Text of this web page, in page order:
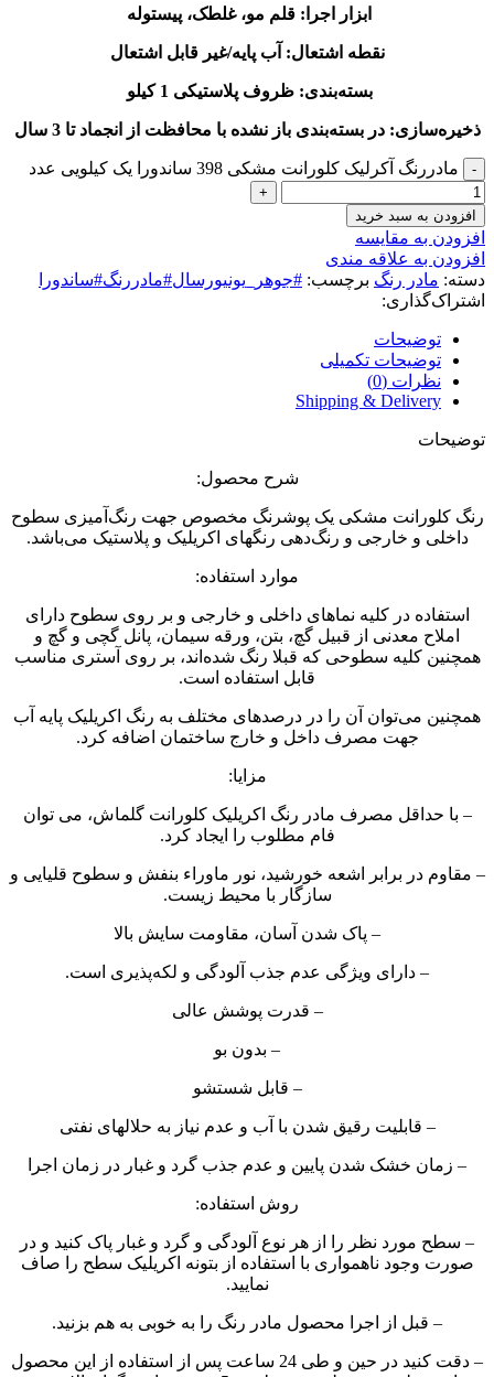
ابزار اجرا: قلم مو، غلطک، پیستوله
نقطه اشتعال: آب پایه/غیر قابل اشتعال
بسته‌بندی: ظروف پلاستیکی 1 کیلو
ذخیره‌سازی: در بسته‌بندی باز نشده با محافظت از انجماد تا 3 سال
مادررنگ آکرلیک کلورانت مشکی 398 ساندورا یک کیلویی عدد
افزودن به سبد خرید
افزودن به مقایسه
افزودن به علاقه مندی
دسته: مادر رنگ برچسب: #جوهر_یونیورسال#مادررنگ#ساندورا
اشتراک‌گذاری:
توضیحات
توضیحات تکمیلی
نظرات (0)
Shipping & Delivery
توضیحات
شرح محصول:
رنگ کلورانت مشکی یک پوشرنگ مخصوص جهت رنگ‌آمیزی سطوح
داخلی و خارجی و رنگ‌دهی رنگهای اکریلیک و پلاستیک می‌باشد.
موارد استفاده:
استفاده در کلیه نماهای داخلی و خارجی و بر روی سطوح دارای
املاح معدنی از قبیل گچ، بتن، ورقه سیمان، پانل گچی و گچ و
همچنین کلیه سطوحی که قبلا رنگ شده‌اند، بر روی آستری مناسب
قابل استفاده است.
همچنین می‌توان آن را در درصدهای مختلف به رنگ اکریلیک پایه آب
جهت مصرف داخل و خارج ساختمان اضافه کرد.
مزایا:
– با حداقل مصرف مادر رنگ اکریلیک کلورانت گلماش، می توان
فام مطلوب را ایجاد کرد.
– مقاوم در برابر اشعه خورشید، نور ماوراء بنفش و سطوح قلیایی و
سازگار با محیط زیست.
– پاک شدن آسان، مقاومت سایش بالا
– دارای ویژگی عدم جذب آلودگی و لکه‌پذیری است.
– قدرت پوشش عالی
– بدون بو
– قابل شستشو
– قابلیت رقیق شدن با آب و عدم نیاز به حلالهای نفتی
– زمان خشک شدن پایین و عدم جذب گرد و غبار در زمان اجرا
روش استفاده:
– سطح مورد نظر را از هر نوع آلودگی و گرد و غبار پاک کنید و در
صورت وجود ناهمواری با استفاده از بتونه اکریلیک سطح را صاف
نمایید.
– قبل از اجرا محصول مادر رنگ را به خوبی به هم بزنید.
– دقت کنید در حین و طی 24 ساعت پس از استفاده از این محصول